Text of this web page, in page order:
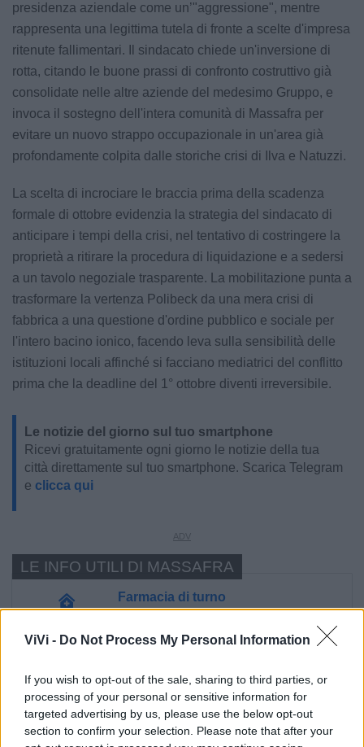
ViVi - Do Not Process My Personal Information
If you wish to opt-out of the sale, sharing to third parties, or
processing of your personal or sensitive information for
targeted advertising by us, please use the below opt-out
section to confirm your selection. Please note that after your
presidenza aziendale come un’"aggressione", mentre
rappresenta una legittima tutela di fronte a scelte d'impresa
ritenute fallimentari. Il sindacato chiede un'inversione di
rotta, citando le buone prassi di confronto costruttivo già
consolidate nelle altre aziende del medesimo Gruppo, e
invoca il sostegno dell'intera comunità di Massafra per
evitare un nuovo strappo occupazionale in un'area già
profondamente colpita dalle storiche crisi di Ilva e Natuzzi.
La scelta di incrociare le braccia prima della scadenza
formale di ottobre evidenzia la strategia del sindacato di
anticipare i tempi della crisi, nel tentativo di costringere la
proprietà a ritirare la procedura di liquidazione e a sedersi
a un tavolo negoziale trasparente. La mobilitazione punta a
trasformare la vertenza Polibeck da una mera crisi di
fabbrica a una questione d'ordine pubblico e sociale per
l'intero bacino ionico, facendo leva sulla sensibilità delle
istituzioni locali affinché si facciano mediatrici del conflitto
prima che la deadline del 1° ottobre diventi irreversibile.
Le notizie del giorno sul tuo smartphone
Ricevi gratuitamente ogni giorno le notizie della tua
città direttamente sul tuo smartphone. Scarica Telegram
e clicca qui
Farmacia di turno
Cimitero
Ufficio Postale
Guardia Medica
LE INFO UTILI DI MASSAFRA